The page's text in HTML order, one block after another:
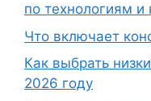
по технологиям
Что включает
Как выбрать
2026 году